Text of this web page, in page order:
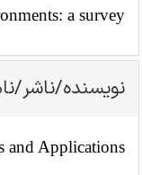
a survey
نویسنده/ناشر/
and Applications